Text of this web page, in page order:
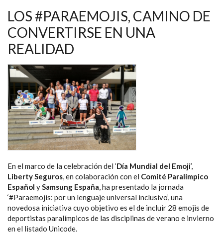
DE
HALTEROFILIA
CIERRA
UN
GRAN
AÑO
LOS #PARAEMOJIS, CAMINO DE
CONVERTIRSE EN UNA
REALIDAD
En el marco de la celebración del ‘Día Mundial del Emoji’,
Liberty Seguros, en colaboración con el Comité Paralímpico
Español ySamsung España, ha presentado la jornada
‘#Paraemojis: por un lenguaje universal inclusivo’, una
novedosa iniciativa cuyo objetivo es el de incluir 28 emojis de
deportistas paralímpicos de las disciplinas de verano e invierno
en el listado Unicode.